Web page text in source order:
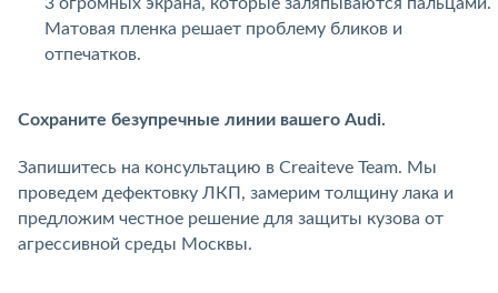
Матовая пленка решает проблему бликов и
отпечатков.
Сохраните безупречные линии вашего Audi.
Запишитесь на консультацию в Creaiteve Team. Мы
проведем дефектовку ЛКП, замерим толщину лака и
предложим честное решение для защиты кузова от
агрессивной среды Москвы.